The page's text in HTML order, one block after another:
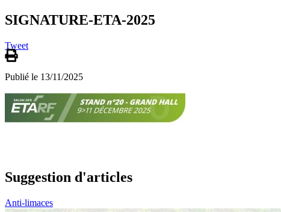
SIGNATURE-ETA-2025
Tweet
Publié le 13/11/2025
Suggestion d'articles
Anti-limaces